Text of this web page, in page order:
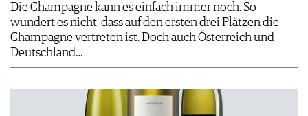
Die Champagne kann es einfach immer noch. So
wundert es nicht, dass auf den ersten drei Plätzen die
Champagne vertreten ist. Doch auch Österreich und
Deutschland…